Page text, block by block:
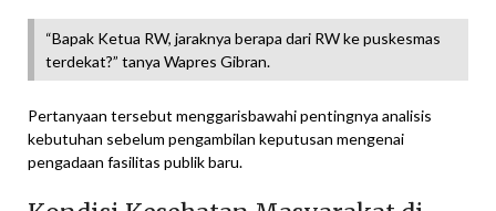
“Bapak Ketua RW, jaraknya berapa dari RW ke puskesmas
terdekat?” tanya Wapres Gibran.
Pertanyaan tersebut menggarisbawahi pentingnya analisis
kebutuhan sebelum pengambilan keputusan mengenai
pengadaan fasilitas publik baru.